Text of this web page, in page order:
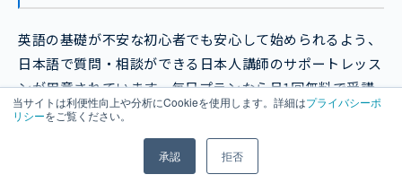
当サイトは利便性向上や分析にCookieを使用します。詳細はプライバシーポ
リシーをご覧ください。
承認 拒否
英語の基礎が不安な初心者でも安心して始められるよう、
日本語で質問・相談ができる日本人講師のサポートレッス
ンが用意されています。毎日プランなら月1回無料で受講
でき、学習方法のアドバイスや教材選びの相談にも対応し
また、会員登録後には日本人カウンセラーによる無料カウ